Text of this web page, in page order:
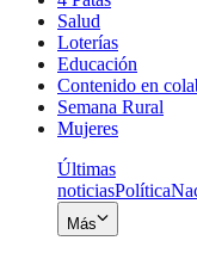
Salud
Loterías
Educación
Contenido en
Semana Rural
Mujeres
Últimas
noticiasPolítica
Más